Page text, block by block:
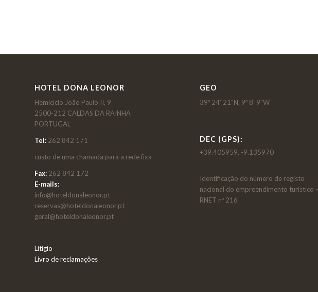
HOTEL DONA LEONOR
Hemiciclo João Paulo II, 9
2500-212 CALDAS DA RAINHA
PORTUGAL
Tel: 262 842 171
custo de uma chamada para a rede fixa
Fax: 262 842 172
E-mails:
info@hoteldonaleonor.pt
reservas@hoteldonaleonor.pt
geral@hoteldonaleonor.pt
Litigio
Livro de reclamações
GEO
39º 24' 21"N, 9º 8' 9"W
DEC (GPS):
+39.405959, -9.135970
Identificação do número de registo
nacional do empreendimento turístico -
RNET nº 216